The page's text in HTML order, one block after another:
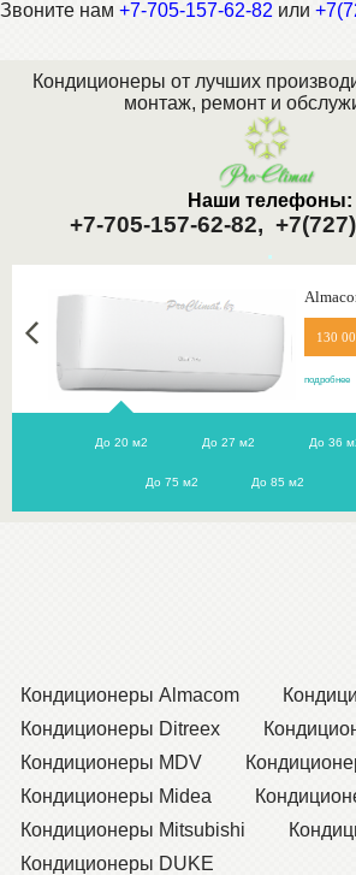
Звоните нам +7-705-157-62-82 или
Кондиционеры от лучших
монтаж, ремонт и
Наши телефоны:
+7-705-157-62-82,
.
130
подробнее
До 20 м2 До 27 м2 До 36
До 75 м2 До 85 м2
Кондиционеры Almacom
Кондиционеры Ditreex
Кондиционеры MDV
Кондиционеры Midea
Кондиционеры Mitsubishi
Кондиционеры DUKE